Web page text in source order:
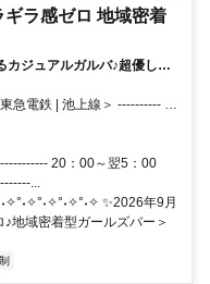
ギラ感ゼロ 地域密着
カジュアルガルバ♪超優しい
円以上・ノルマなし・連
から
＞ ＜東急電鉄 | 池上線＞ ＜都営地下鉄 | 浅草線＞ ----------
20：00～翌5：00
...
✨2026年9月
地域密着型ガールズバー＞